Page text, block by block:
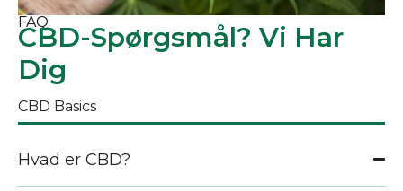
FAQ
CBD-Spørgsmål? Vi Har
Dig
CBD Basics
Hvad er CBD?